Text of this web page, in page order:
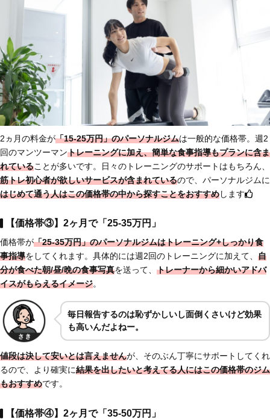
2ヵ月の料金が「15-25万円」のパーソナルジムは一般的な価格帯。週2
回のマンツーマントレーニングに加え、簡単な食事指導もプランに含ま
れていることが多いです。日々のトレーニングのサポートはもちろん、
筋トレ初心者が欲しいサービスが含まれているので、パーソナルジムに
はじめて通う人はこの価格帯の中から探すことをおすすめします
【価格帯③】2ヶ月で「25-35万円」
価格帯が「25-35万円」のパーソナルジムはトレーニング+しっかり食
事指導をしてくれます。具体的には週2回のトレーニングに加えて、 自
分が食べた朝/昼/晩の食事写真を送って、 トレーナーから細かいアドバ
イスがもらえるイメージ。
毎日報告するのは恥ずかしいし面倒くさいけど効果
も高いんだよねー。
値段は決して安いとは言えませんが、そのぶん丁寧にサポートしてくれ
るので、より確実に結果を出したいと考えてる人にはこの価格帯のジム
もおすすめです。
【価格帯④】2ヶ月で「35-50万円」